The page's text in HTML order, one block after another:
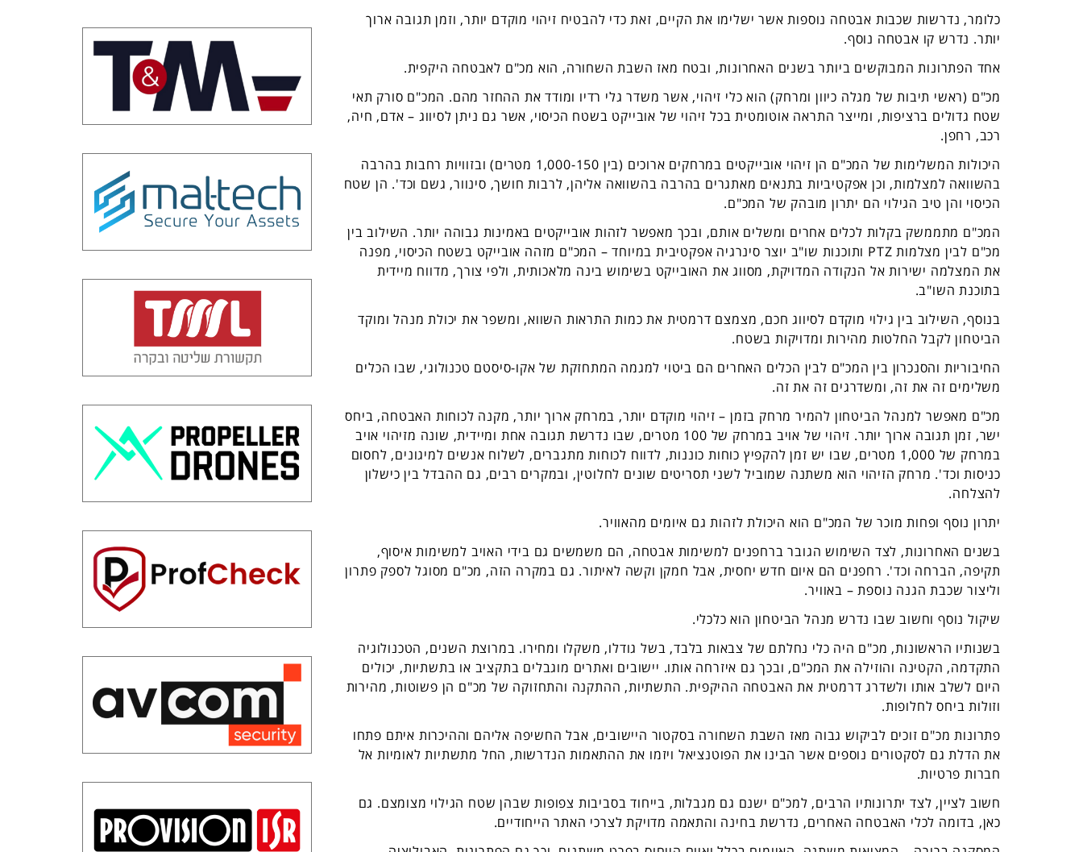
כלומר, נדרשות שכבות אבטחה נוספות אשר ישלימו את הקיים, זאת כדי להבטיח זיהוי מוקדם יותר, וזמן תגובה ארוך
יותר. נדרש קו אבטחה נוסף.
אחד הפתרונות המבוקשים ביותר בשנים האחרונות, ובטח מאז השבת השחורה, הוא מכ"ם לאבטחה היקפית.
מכ"ם (ראשי תיבות של מגלה כיוון ומרחק) הוא כלי זיהוי, אשר משדר גלי רדיו ומודד את ההחזר מהם. המכ"ם סורק תאי
שטח גדולים ברציפות, ומייצר התראה אוטומטית בכל זיהוי של אובייקט בשטח הכיסוי, אשר גם ניתן לסיווג – אדם, חיה,
רכב, רחפן.
היכולות המשלימות של המכ"ם הן זיהוי אובייקטים במרחקים ארוכים (בין 1,000-150 מטרים) ובזוויות רחבות בהרבה
בהשוואה למצלמות, וכן אפקטיביות בתנאים מאתגרים בהרבה בהשוואה אליהן, לרבות חושך, סינוור, גשם וכד'. הן שטח
הכיסוי והן טיב הגילוי הם יתרון מובהק של המכ"ם.
המכ"ם מתממשק בקלות לכלים אחרים ומשלים אותם, ובכך מאפשר לזהות אובייקטים באמינות גבוהה יותר. השילוב בין
מכ"ם לבין מצלמות PTZ ותוכנות שו"ב יוצר סינרגיה אפקטיבית במיוחד – המכ"ם מזהה אובייקט בשטח הכיסוי, מפנה
את המצלמה ישירות אל הנקודה המדויקת, מסווג את האובייקט בשימוש בינה מלאכותית, ולפי צורך, מדווח מיידית
בתוכנת השו"ב.
בנוסף, השילוב בין גילוי מוקדם לסיווג חכם, מצמצם דרמטית את כמות התראות השווא, ומשפר את יכולת מנהל ומוקד
הביטחון לקבל החלטות מהירות ומדויקות בשטח.
החיבוריות והסנכרון בין המכ"ם לבין הכלים האחרים הם ביטוי למגמה המתחזקת של אקו-סיסטם טכנולוגי, שבו הכלים
משלימים זה את זה, ומשדרגים זה את זה.
מכ"ם מאפשר למנהל הביטחון להמיר מרחק בזמן – זיהוי מוקדם יותר, במרחק ארוך יותר, מקנה לכוחות האבטחה, ביחס
ישר, זמן תגובה ארוך יותר. זיהוי של אויב במרחק של 100 מטרים, שבו נדרשת תגובה אחת ומיידית, שונה מזיהוי אויב
במרחק של 1,000 מטרים, שבו יש זמן להקפיץ כוחות כוננות, לדווח לכוחות מתגברים, לשלוח אנשים למיגונים, לחסום
כניסות וכד'. מרחק הזיהוי הוא משתנה שמוביל לשני תסריטים שונים לחלוטין, ובמקרים רבים, גם ההבדל בין כישלון
להצלחה.
יתרון נוסף ופחות מוכר של המכ"ם הוא היכולת לזהות גם איומים מהאוויר.
בשנים האחרונות, לצד השימוש הגובר ברחפנים למשימות אבטחה, הם משמשים גם בידי האויב למשימות איסוף,
תקיפה, הברחה וכד'. רחפנים הם איום חדש יחסית, אבל חמקן וקשה לאיתור. גם במקרה הזה, מכ"ם מסוגל לספק פתרון
וליצור שכבת הגנה נוספת – באוויר.
שיקול נוסף וחשוב שבו נדרש מנהל הביטחון הוא כלכלי.
בשנותיו הראשונות, מכ"ם היה כלי נחלתם של צבאות בלבד, בשל גודלו, משקלו ומחירו. במרוצת השנים, הטכנולוגיה
התקדמה, הקטינה והוזילה את המכ"ם, ובכך גם איזרחה אותו. יישובים ואתרים מוגבלים בתקציב או בתשתיות, יכולים
היום לשלב אותו ולשדרג דרמטית את האבטחה ההיקפית. התשתיות, ההתקנה והתחזוקה של מכ"ם הן פשוטות, מהירות
וזולות ביחס לחלופות.
פתרונות מכ"ם זוכים לביקוש גבוה מאז השבת השחורה בסקטור היישובים, אבל החשיפה אליהם וההיכרות איתם פתחו
את הדלת גם לסקטורים נוספים אשר הבינו את הפוטנציאל ויזמו את ההתאמות הנדרשות, החל מתשתיות לאומיות אל
חברות פרטיות.
חשוב לציין, לצד יתרונותיו הרבים, למכ"ם ישנם גם מגבלות, בייחוד בסביבות צפופות שבהן שטח הגילוי מצומצם. גם
כאן, בדומה לכלי האבטחה האחרים, נדרשת בחינה והתאמה מדויקת לצרכי האתר הייחודיים.